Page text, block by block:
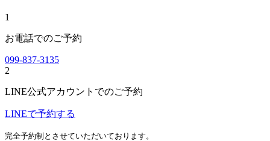
1
お電話でのご予約
099-837-3135
2
LINE公式アカウントでのご予約
LINEで予約する
完全予約制とさせていただいております。